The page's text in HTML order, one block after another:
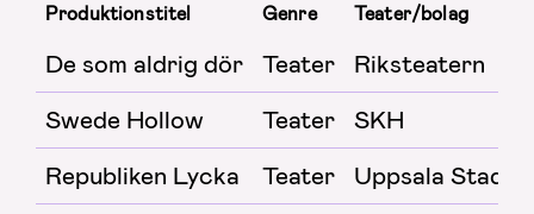
Produktionstitel Genre Teater/bolag
De som aldrig dör Teater
Riksteatern
Swede Hollow
Teater SKH
Republiken Lycka
Teater
Uppsala